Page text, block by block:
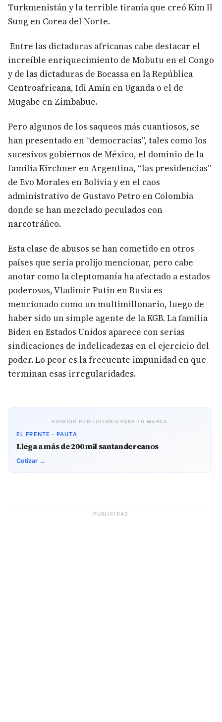
Turkmenistán y la terrible tiranía que creó Kim Il
Sung en Corea del Norte.
Entre las dictaduras africanas cabe destacar el
increíble enriquecimiento de Mobutu en el Congo
y de las dictaduras de Bocassa en la República
Centroafricana, Idi Amín en Uganda o el de
Mugabe en Zimbabue.
Pero algunos de los saqueos más cuantiosos, se
han presentado en “democracias”, tales como los
sucesivos gobiernos de México, el dominio de la
familia Kirchner en Argentina, “las presidencias”
de Evo Morales en Bolivia y en el caos
administrativo de Gustavo Petro en Colombia
donde se han mezclado peculados con
narcotráfico.
Esta clase de abusos se han cometido en otros
países que sería prolijo mencionar, pero cabe
anotar como la cleptomanía ha afectado a estados
poderosos, Vladimir Putin en Rusia es
mencionado como un multimillonario, luego de
haber sido un simple agente de la KGB. La familia
Biden en Estados Unidos aparece con serias
sindicaciones de indelicadezas en el ejercicio del
poder. Lo peor es la frecuente impunidad en que
terminan esas irregularidades.
ESPACIO PUBLICITARIO PARA TU MARCA
EL FRENTE · PAUTA
Llega a más de 200 mil santandereanos
Cotizar →
PUBLICIDAD